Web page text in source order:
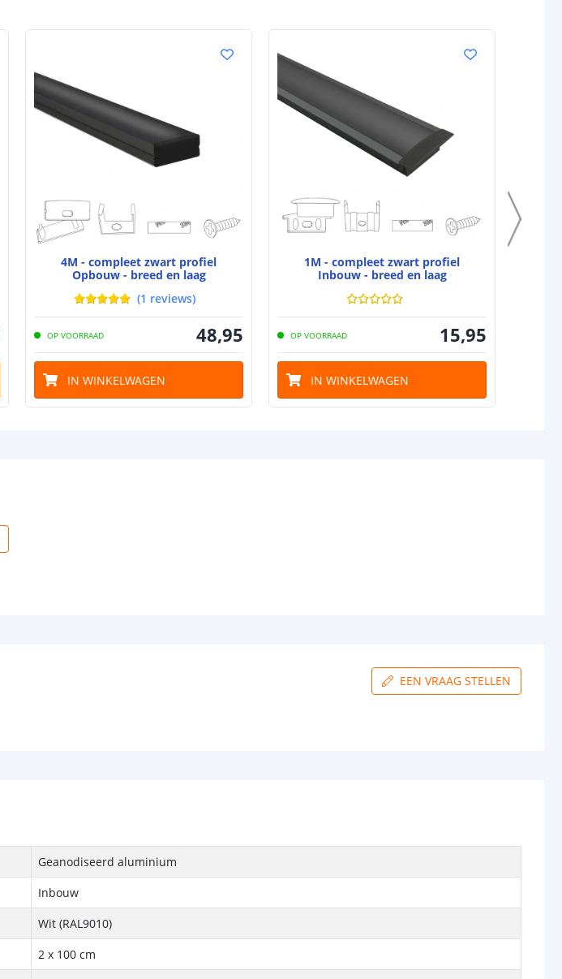
4M - compleet zwart profiel
Opbouw - breed en laag
(1 reviews)
OP VOORRAAD 48,95
IN WINKELWAGEN
1M - compleet zwart profiel
Inbouw - breed en laag
OP VOORRAAD 15,95
IN WINKELWAGEN
EEN VRAAG STELLEN
Geanodiseerd aluminium
Inbouw
Wit (RAL9010)
2 x 100 cm